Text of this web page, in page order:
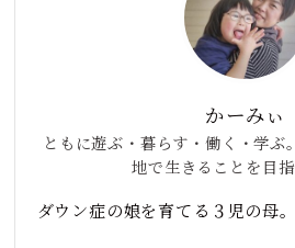
かーみぃ
ともに遊ぶ・暮らす・働く・学ぶ
地で生きることを目指
ダウン症の娘を育てる３児の母。